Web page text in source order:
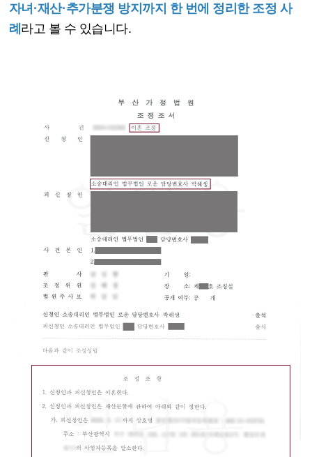
자녀 ·재산·추가분쟁 방지까지 한 번에 정리한 조정 사
례 라고 볼 수 있습니다.